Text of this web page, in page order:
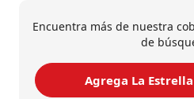
Encuentra más de nuestra
de
Agrega La